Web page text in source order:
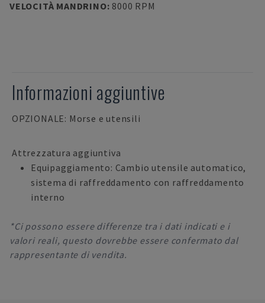
VELOCITÀ MANDRINO: 8000 RPM
Informazioni aggiuntive
OPZIONALE: Morse e utensili
Attrezzatura aggiuntiva
Equipaggiamento: Cambio utensile automatico,
sistema di raffreddamento con raffreddamento
interno
*Ci possono essere differenze tra i dati indicati e i
valori reali, questo dovrebbe essere confermato dal
rappresentante di vendita.